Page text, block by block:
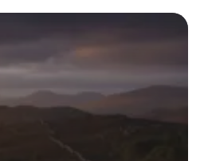
dans l’Oural